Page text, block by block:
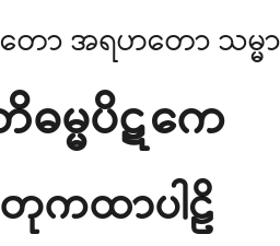
ာ အရဟတော သမ္မ
မ္မပိဋကေ
ကထာပါဠိ